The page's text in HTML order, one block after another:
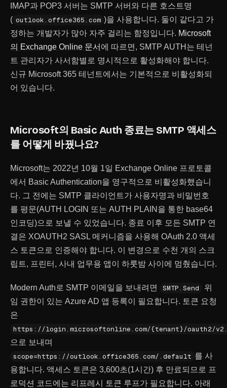
IMAP과 POP3 서버는 SMTP 서버와 다른 호스트명
( outlook.office365.com )을 사용합니다. 둘이 같다고 가
정하는 개발자가 많아 자주 걸리는 함정입니다. Microsoft
의 Exchange Online 문서 에 따르면, SMTP AUTH는 테넌
트 관리자가 사서함별로 명시적으로 활성화해야 합니다.
신규 Microsoft 365 테넌트에서는 기본적으로 비활성화되
어 있습니다.
Microsoft의 Basic Auth 종료는 SMTP 액세스
를 어떻게 바꿨나요?
Microsoft는 2022년 10월 1일 Exchange Online 프로토콜
에서 Basic Authentication을 영구적으로 비활성화했습니
다. 그 전에는 SMTP 클라이언트가 사용자명과 비밀번호
를 평문(AUTH LOGIN 또는 AUTH PLAIN을 통한 base64
인코딩)으로 보낼 수 있었습니다. 종료 이후 모든 SMTP 연
결은 XOAUTH2 SASL 메커니즘을 사용해 OAuth 2.0 액세
스 토큰으로 인증해야 합니다. 이 변경으로 수천 개의 스크
립트, 프린터, 사내 업무용 앱이 하룻밤 사이에 멈췄습니다.
Modern Auth로 SMTP 이메일을 보내려면 SMTP.Send
위
임 권한이 있는 Azure AD 앱 등록이 필요합니다. 토큰 요청
은
https://login.microsoftonline.com/{tenant}/oauth2/
으로 보내며
scope=https://outlook.office365.com/.default 를 사
용합니다. 액세스 토큰은 3,600초(1시간) 후 만료되므로 프
로덕션 코드에는 리프레시 토큰 루프가 필요합니다. 아래